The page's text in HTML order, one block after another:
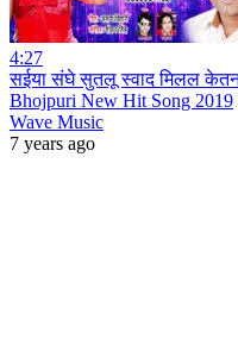
4:27
सईया संघे सुतलू स्वाद मिलल
Bhojpuri New Hit Song 2019
Wave Music
7 years ago